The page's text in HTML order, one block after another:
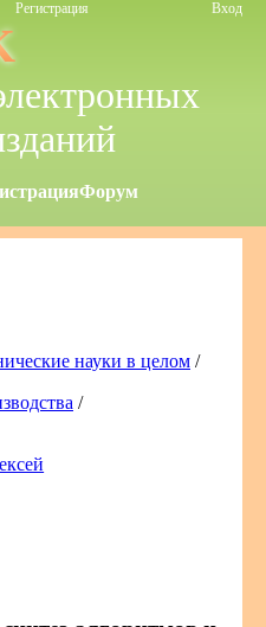
Регистрация Вход
Форум
науки в целом /
/